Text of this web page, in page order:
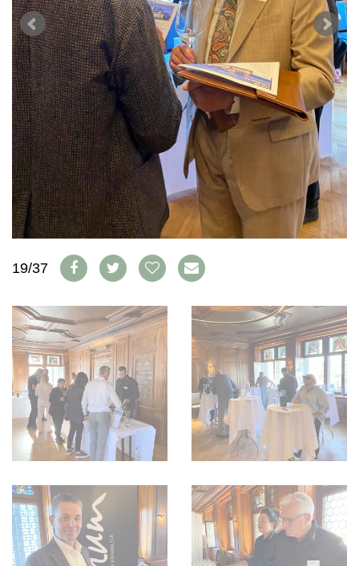
ABO
AUSGABE
ARCHIV
VORTEILSWELT
BÜCHER
WEINSZENE
PORTRAITS
VINOPHILES
ARCHIV
ANMELDEN
AWARDS
GEWINNSPIELE
VORTEILSWELT
TRINKREIFETABELLE
ABO
WEINSUCHE
NEWSLETTER
WINE TRADE CLUB
REDAKTION
WERBUNG
IMPRESSUM
AGB & DATENSCHUTZ
FAQ
19/37